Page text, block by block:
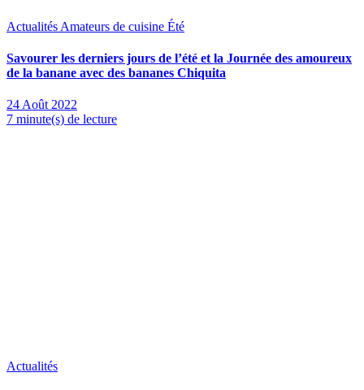
Actualités Amateurs de cuisine Été
Savourer les derniers jours de l’été et la Journée des amoureux
de la banane avec des bananes Chiquita
24 Août 2022
7 minute(s) de lecture
Actualités